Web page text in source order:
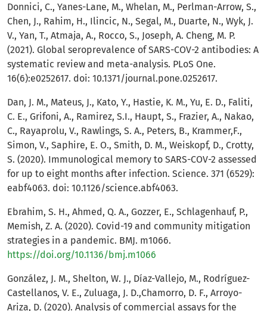
Donnici, C., Yanes-Lane, M., Whelan, M., Perlman-Arrow, S.,
Chen, J., Rahim, H., Ilincic, N., Segal, M., Duarte, N., Wyk, J.
V., Yan, T., Atmaja, A., Rocco, S., Joseph, A. Cheng, M. P.
(2021). Global seroprevalence of SARS-COV-2 antibodies: A
systematic review and meta-analysis. PLoS One.
16(6):e0252617. doi: 10.1371/journal.pone.0252617.
Dan, J. M., Mateus, J., Kato, Y., Hastie, K. M., Yu, E. D., Faliti,
C. E., Grifoni, A., Ramirez, S.I., Haupt, S., Frazier, A., Nakao,
C., Rayaprolu, V., Rawlings, S. A., Peters, B., Krammer,F.,
Simon, V., Saphire, E. O., Smith, D. M., Weiskopf, D., Crotty,
S. (2020). Immunological memory to SARS-COV-2 assessed
for up to eight months after infection. Science. 371 (6529):
eabf4063. doi: 10.1126/science.abf4063.
Ebrahim, S. H., Ahmed, Q. A., Gozzer, E., Schlagenhauf, P.,
Memish, Z. A. (2020). Covid-19 and community mitigation
strategies in a pandemic. BMJ. m1066.
https://doi.org/10.1136/bmj.m1066
González, J. M., Shelton, W. J., Díaz-Vallejo, M., Rodríguez-
Castellanos, V. E., Zuluaga, J. D.,Chamorro, D. F., Arroyo-
Ariza, D. (2020). Analysis of commercial assays for the